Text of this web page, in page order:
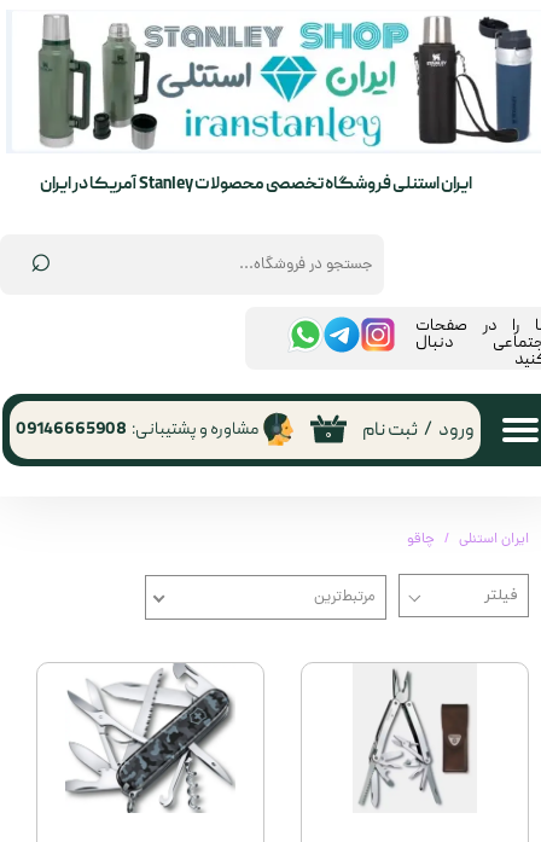
⌕
ایران استنلی فروشگاه تخصصی محصولات Stanley آمریکا در ایران
۰ ورود / ثبت نام
حساب کاربری من
تغییر گذر واژه
مشاوره و پشتیبانی: 09146665908
را در صفحات
دنبال
ایران استنلی چاقو
مرتبط‌ترین